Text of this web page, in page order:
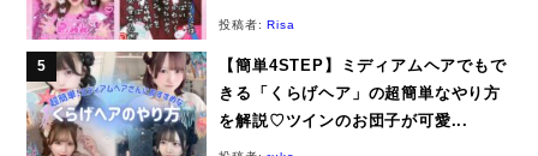
投稿者:Risa
【簡単4STEP】ミディアムヘアでもで
きる「くらげヘア」の超簡単なやり方
を解説♡ツインのお団子が可愛...